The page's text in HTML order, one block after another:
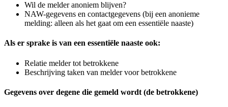
Wil de melder anoniem blijven?
NAW-gegevens en contactgegevens (bij een anonieme
melding: alleen als het gaat om een essentiële naaste)
Als er sprake is van een essentiële naaste ook:
Relatie melder tot betrokkene
Beschrijving taken van melder voor betrokkene
Gegevens over degene die gemeld wordt (de betrokkene)